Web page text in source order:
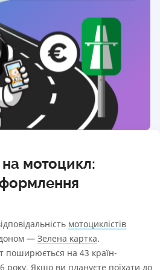
продукту
про стандартний страховий
продукт
випадків
продукту
мотоцикл:
мотоциклістів
— Зелена картка.
поширюється на 43 країн-
року. Якщо ви плануєте поїхати до